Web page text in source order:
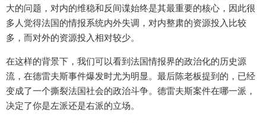
大的问题，对内的维稳和反间谍始终是其最重要的核心，因此很
多人觉得法国的情报系统内外失调，对内整肃的资源投入比较
多，而对外的资源投入相对较少。
在这样的背景下，我们可以看到法国情报界的政治化的历史源
流，在德雷夫斯事件爆发时尤为明显。最后陈老板提到的，已经
变成了一个撕裂法国社会的政治斗争。德雷夫斯案件在哪一派，
决定了你是左派还是右派的立场。